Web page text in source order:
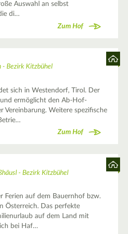
Auswahl an selbst
di…
Zum Hof
- Bezirk Kitzbühel
sich in Westendorf, Tirol. Der
ermöglicht den Ab-Hof-
Vereinbarung. Weitere spezifische
Zum Hof
- Bezirk Kitzbühel
Ferien auf dem Bauernhof bzw.
Österreich. Das perfekte
auf dem Land mit
bei Haf…